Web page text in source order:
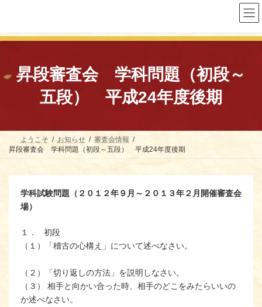
ン
キ
ー
に
昇段審査会 学科問題（初段～
五段） 平成24年度後期
ようこそ お知らせ
審査会情報
昇段審査会 学科問題（初段～五段） 平成24年度後期
学科試験問題（２０１２年９月～２０１３年２月開催審査会
場）
１． 初段
（１）「稽古の心構え」について述べなさい。
（２）「切り返しの方法」を説明しなさい。
（３） 相手と向かい合った時、相手のどこをみたらいいの
か述べなさい。